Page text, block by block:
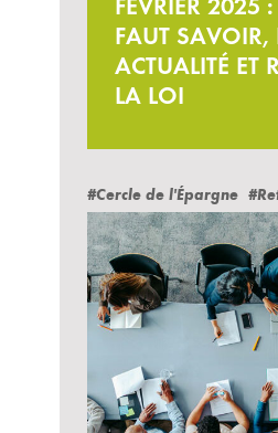
FÉVRIER 2025 :
FAUT SAVOIR,
ACTUALITÉ ET
LA LOI
#Cercle de l'Épargne